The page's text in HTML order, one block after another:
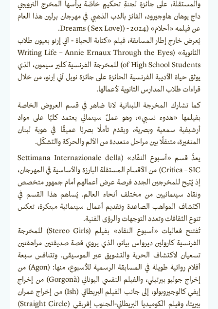
والمستقلة، على جائزةِ لجنةِ تحكيمٍ خاصّة يرأسها المخرج النرويجي
داج يوهان هاوجيرود، الفائز بالدب الذهبي في مهرجان برلين هذا العام
عن فيلمه «أحلام» (2024 - (Dreams ( Sex Love).
يُعرض خارج إطار المسابقة، فيلم «كتابة الحياة - آني إرنو بعيون طلاب
الثانوية» (Writing Life – Annie Ernaux Through the Eyes
of High School Students) للمخرجة الفرنسية كلير سيمون، الذي
يوثق حياة الأديبة الفرنسية الحائزة على جائزة نوبل آني إرنو، من خلال
قراءات طلاب المدارس الثانوية لأعمالها.
كما تشارك المخرجة اللبنانية لانا ضاهر في قسم العروض الخاصة
بفيلمها «هدوء نسبي»، وهو عملٌ سينمائي يعتمد كليًا على مواد
أرشيفية سمعية وبصرية، ويقدم تأملًا بصريًا عميقًا في هوية لبنان
المتغيرة، متنقلًا بين مراحل متعددة من الألم والحركة والتشكّل.
يعدُّ قسم «أسبوع النقّاد» (Settimana Internazionale della
Critica – SIC) من الأقسام المستقلة البارزة والأساسية في المهرجان،
إذ يُتيح للمخرجين الجدد فرصة عرض أعمالهم أمام جمهور متخصص
ونقاد سينمائيين من مختلف أنحاء العالم. يُساهم هذا القسم في
اكتشاف المواهب الصاعدة وتقديم أعمال سينمائية مبتكرة، تعكس
تنوع الثقافات وتعدد التوجهات والرؤى الفنية.
تُفتتح فعاليات «أسبوع النقاد» بفيلم (Stereo Girls) للمخرجة
الفرنسية كارولين ديرواس بيانو، الذي يروي قصة صديقتين مراهقتين
تسعيان لاكتشاف الحرية والتشويق عبر الموسيقى. وتتنافس سبعة
أفلام روائية طويلة في المسابقة الرسمية للأسبوع، منها: (Agon) من
إخراج جوليو بيرتيلي، والفيلم النفسي اليوناني (Gorgonà) من إخراج
إيفي كالوجيروبولو، إلى جانب الفيلم البريطاني (Ish) من إخراج عمران
بيريتا، وفيلم الكوميديا البريطاني-الجنوب إفريقي (Straight Circle)